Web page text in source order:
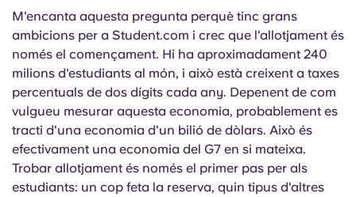
M'encanta aquesta pregunta perquè tinc grans
ambicions per a Student.com i crec que l'allotjament és
només el començament. Hi ha aproximadament 240
milions d'estudiants al món, i això està creixent a taxes
percentuals de dos dígits cada any. Depenent de com
vulgueu mesurar aquesta economia, probablement es
tracti d'una economia d'un bilió de dòlars. Això és
efectivament una economia del G7 en si mateixa.
Trobar allotjament és només el primer pas per als
estudiants: un cop feta la reserva, quin tipus d'altres